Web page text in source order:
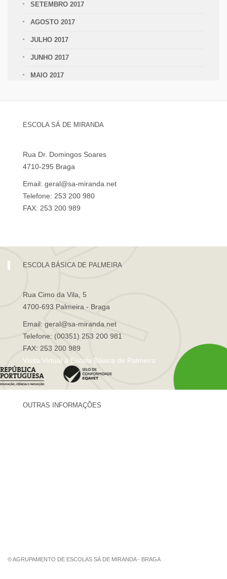
SETEMBRO 2017
AGOSTO 2017
JULHO 2017
JUNHO 2017
MAIO 2017
ESCOLA SÁ DE MIRANDA
Rua Dr. Domingos Soares
4710-295 Braga
Email: geral@sa-miranda.net
Telefone: 253 200 980
FAX: 253 200 989
ESCOLA BÁSICA DE PALMEIRA
Rua Cimo da Vila, 5
4700-693 Palmeira - Braga
Email: geral@sa-miranda.net
Telefone: (00351) 253 200 981
FAX: 253 200 989
Visita Virtual à Escola Básica de Palmeira
OUTRAS INFORMAÇÕES
© AGRUPAMENTO DE ESCOLAS SÁ DE MIRANDA - BRAGA